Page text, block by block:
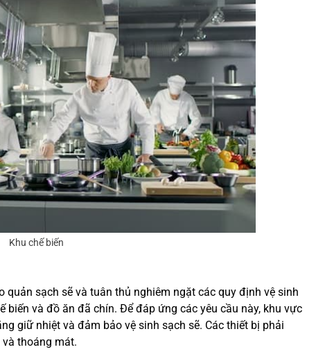
Khu chế biến
sạch sẽ và tuân thủ nghiêm ngặt các quy định vệ sinh
và đồ ăn đã chín. Để đáp ứng các yêu cầu này, khu vực
giữ nhiệt và đảm bảo vệ sinh sạch sẽ. Các thiết bị phải
thoáng mát.